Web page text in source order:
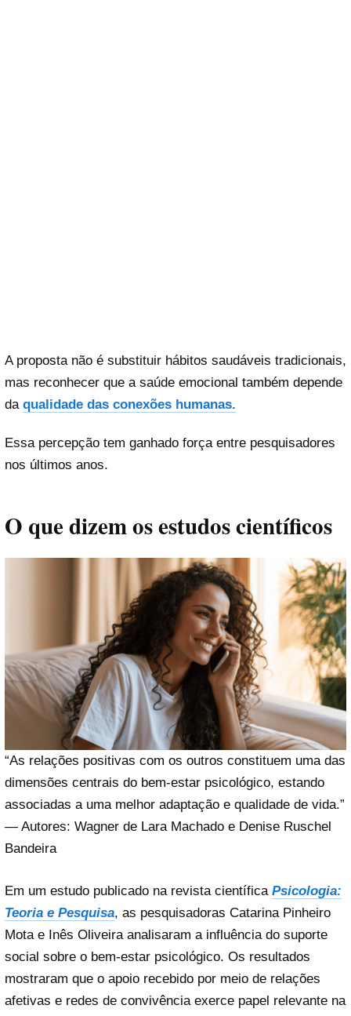
A proposta não é substituir hábitos saudáveis tradicionais,
mas reconhecer que a saúde emocional também depende
da qualidade das conexões humanas.
Essa percepção tem ganhado força entre pesquisadores
nos últimos anos.
O que dizem os estudos científicos
“As relações positivas com os outros constituem uma das
dimensões centrais do bem-estar psicológico, estando
associadas a uma melhor adaptação e qualidade de vida.”
— Autores: Wagner de Lara Machado e Denise Ruschel
Bandeira
Em um estudo publicado na revista científica Psicologia:
Teoria e Pesquisa, as pesquisadoras Catarina Pinheiro
Mota e Inês Oliveira analisaram a influência do suporte
social sobre o bem-estar psicológico. Os resultados
mostraram que o apoio recebido por meio de relações
afetivas e redes de convivência exerce papel relevante na